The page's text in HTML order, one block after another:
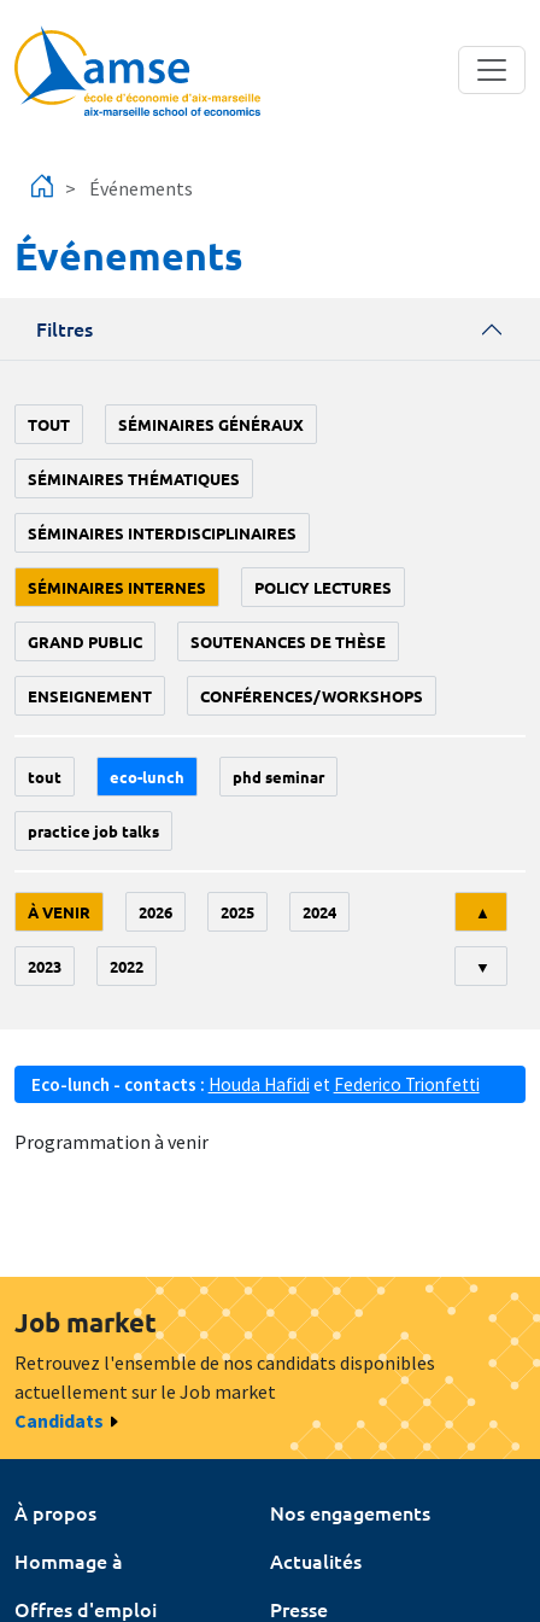
Événements
Événements
Filtres
TOUT SÉMINAIRES GÉNÉRAUX
SÉMINAIRES THÉMATIQUES
SÉMINAIRES INTERDISCIPLINAIRES
SÉMINAIRES INTERNES POLICY LECTURES
GRAND PUBLIC SOUTENANCES DE THÈSE
ENSEIGNEMENT CONFÉRENCES/WORKSHOPS
tout eco-lunch phd seminar
practice job talks
À VENIR 2026 2025 2024
2023 2022
▲
▼
Eco-lunch - contacts : Houda Hafidi et Federico Trionfetti
Programmation à venir
Job market
Retrouvez l'ensemble de nos candidats disponibles
actuellement sur le Job market
Candidats
À propos
Nos engagements
Hommage à
Actualités
Offres d'emploi
Presse